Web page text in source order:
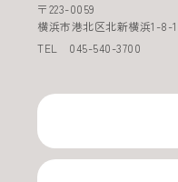
〒223-0059
横浜市港北区北新横浜1-8-1
TEL 045-540-3700